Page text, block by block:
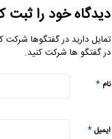
دیدگاه خود را ثبت
تمایل دارید در گفتگوها شرکت
در گفتگو ها شرکت کنید.
نام *
ایمیل*